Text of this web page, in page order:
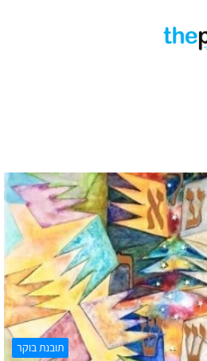
תובנת בוקר